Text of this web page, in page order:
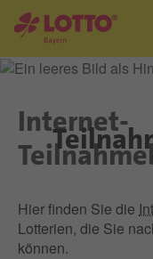
Internet-
Hier finden Sie die
Lotterien, die Sie
können.